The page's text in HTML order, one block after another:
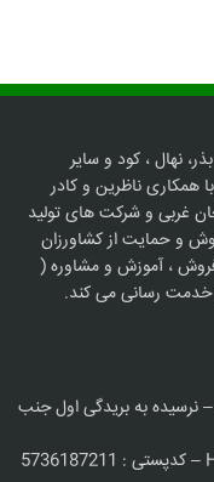
نهال ، کود و سایر
همکاری ناظرین و کادر
غربی و شرکت های تولید
و حمایت از کشاورزان
، آموزش و مشاوره (
خدمت رسانی می کند.
نرسیده به بریدگی اول جنب